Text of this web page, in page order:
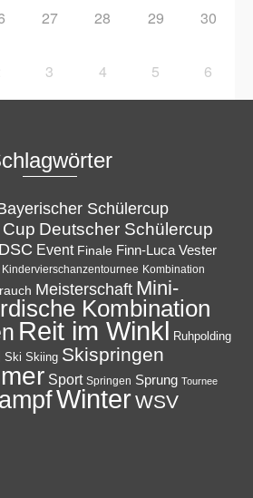
27 28 29 30
3 4 5 6
Schülercup
Cup Deutscher Schülercup
DSC Event Finale Finn-Luca Vester
Kindervierschanzentournee Kombination
Meisterschaft Mini-
Kombination
Reit im Winkl Ruhpolding
Ski Skiing Skispringen
Sport Springen Sprung Tournee
WinterWSV